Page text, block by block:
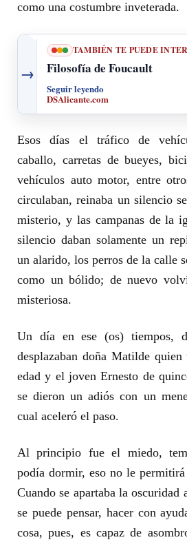
como una costumbre inveterada.
→
TAMBIÉN TE PUEDE
Filosofía de Foucault
Seguir leyendo
DSAlicante.com
Esos días el tráfico de
caballo, carretas de bueyes,
vehículos auto motor, entre
circulaban, reinaba un silencio
misterio, y las campanas de la
silencio daban solamente un
un alarido, los perros de la calle
como un bólido; de nuevo
misteriosa.
Un día en ese (os) tiempos,
desplazaban doña Matilde
edad y el joven Ernesto de
se dieron un adiós con un
cual aceleró el paso.
Al principio fue el miedo,
podía dormir, eso no le
Cuando se apartaba la
se puede pensar, hacer con
cosa, pues, es capaz de